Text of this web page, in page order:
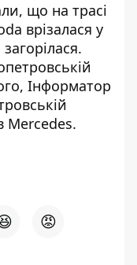
що на трасі
врізалася у
.
Інформатор
Mercedes.
😡